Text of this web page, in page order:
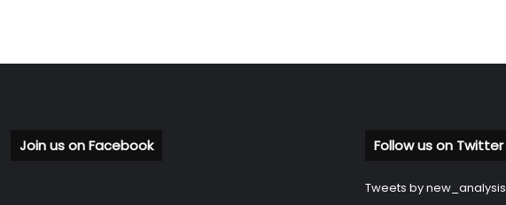
Join us on Facebook Follow us on Twitter
Tweets by new_analysis